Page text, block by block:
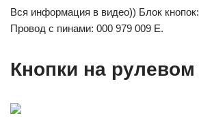
Вся информация в видео)) Блок
Провод с пинами: 000 979 009 E.
Кнопки на рулевом